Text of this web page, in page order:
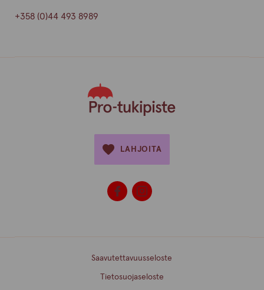
+358 (0)44 493 8989
LAHJOITA
Saavutettavuusseloste
Tietosuojaseloste